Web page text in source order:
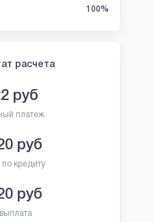
100%
расчета
руб
платеж
руб
по кредиту
руб